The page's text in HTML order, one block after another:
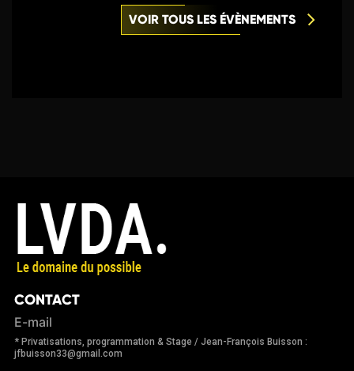
VOIR TOUS LES ÉVÈNEMENTS
CONTACT
E-mail
* Privatisations, programmation & Stage / Jean-François Buisson :
jfbuisson33@gmail.com